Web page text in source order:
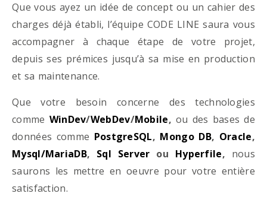
Que vous ayez un idée de concept ou un cahier des
charges déjà établi, l’équipe CODE LINE saura vous
accompagner à chaque étape de votre projet,
depuis ses prémices jusqu’à sa mise en production
et sa maintenance.
Que votre besoin concerne des technologies
comme WinDev/WebDev/Mobile, ou des bases de
données comme PostgreSQL, Mongo DB, Oracle,
Mysql/MariaDB, Sql Server ou Hyperfile, nous
saurons les mettre en oeuvre pour votre entière
satisfaction.